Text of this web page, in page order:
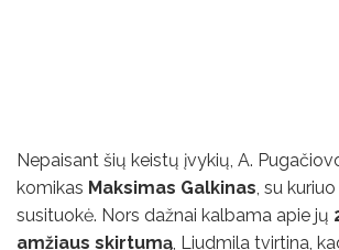
Nepaisant šių keistų įvykių, A.
komikas Maksimas Galkinas, su
susituokė. Nors dažnai kalbama apie jų
amžiaus skirtumą, Liudmila tvirtina,